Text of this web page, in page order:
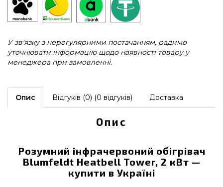
У зв'язку з нерегулярними постачанням, радимо
уточнювати інформацію щодо наявності товару у
менеджера при замовленні.
Опис Відгуків (0) (0 відгуків) Доставка
Опис
Розумний інфрачервоний обігрівач
Blumfeldt Heatbell Tower, 2 кВт —
купити в Україні